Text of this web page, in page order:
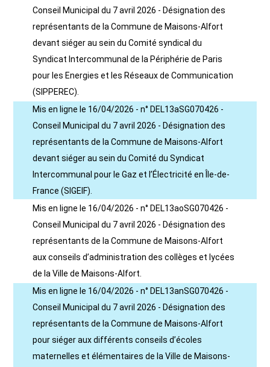
Conseil Municipal du 7 avril 2026 - Désignation des
représentants de la Commune de Maisons-Alfort
devant siéger au sein du Comité syndical du
Syndicat Intercommunal de la Périphérie de Paris
pour les Energies et les Réseaux de Communication
(SIPPEREC).
Mis en ligne le 16/04/2026 - n° DEL13aSG070426 -
Conseil Municipal du 7 avril 2026 - Désignation des
représentants de la Commune de Maisons-Alfort
devant siéger au sein du Comité du Syndicat
Intercommunal pour le Gaz et l’Électricité en Île-de-
France (SIGEIF).
Mis en ligne le 16/04/2026 - n° DEL13aoSG070426 -
Conseil Municipal du 7 avril 2026 - Désignation des
représentants de la Commune de Maisons-Alfort
aux conseils d’administration des collèges et lycées
de la Ville de Maisons-Alfort.
Mis en ligne le 16/04/2026 - n° DEL13anSG070426 -
Conseil Municipal du 7 avril 2026 - Désignation des
représentants de la Commune de Maisons-Alfort
pour siéger aux différents conseils d’écoles
maternelles et élémentaires de la Ville de Maisons-